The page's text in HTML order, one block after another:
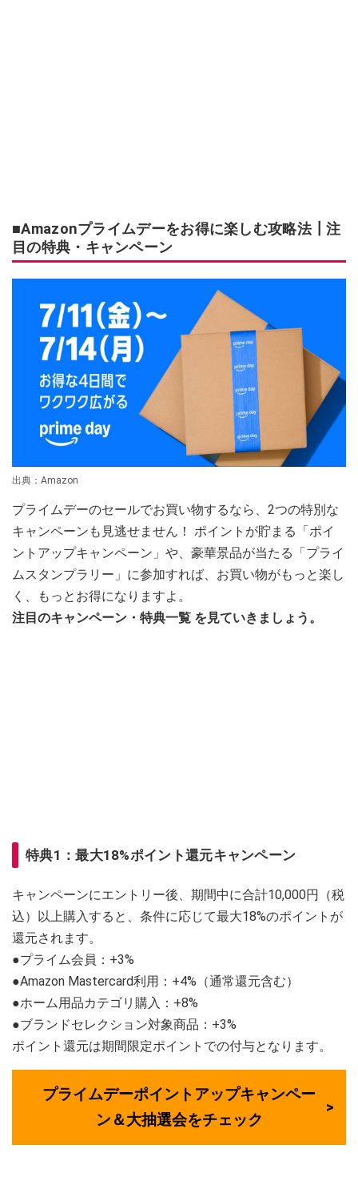
■Amazonプライムデーをお得に楽しむ攻略法┃注
目の特典・キャンペーン
出典：Amazon
プライムデーのセールでお買い物するなら、2つの特別な
キャンペーンも見逃せません！ ポイントが貯まる「ポイ
ントアップキャンペーン」や、豪華景品が当たる「プライ
ムスタンプラリー」に参加すれば、お買い物がもっと楽し
く、もっとお得になりますよ。
注目のキャンペーン・特典一覧 を見ていきましょう。
特典1：最大18%ポイント還元キャンペーン
キャンペーンにエントリー後、期間中に合計10,000円（税
込）以上購入すると、条件に応じて最大18%のポイントが
還元されます。
●プライム会員：+3%
●Amazon Mastercard利用：+4%（通常還元含む）
●ホーム用品カテゴリ購入：+8%
●ブランドセレクション対象商品：+3%
ポイント還元は期間限定ポイントでの付与となります。
プライムデーポイントアップキャンペー
ン＆大抽選会をチェック